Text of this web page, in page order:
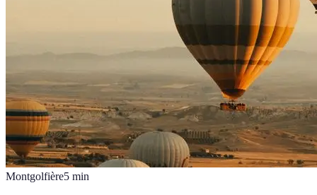
Montgolfière5 min